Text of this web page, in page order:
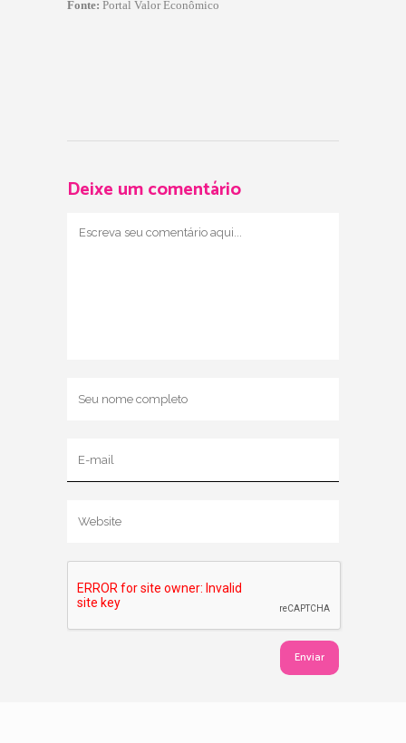
Fonte: Portal Valor Econômico
Deixe um comentário